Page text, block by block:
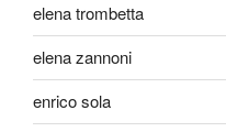
elena trombetta
elena zannoni
enrico sola